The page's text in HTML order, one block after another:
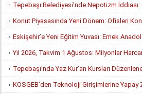
Tepebaşı Belediyesi’nde Nepotizm İddiası:
Konut Piyasasında Yeni Dönem: Ofisleri
Eskişehir’e Yeni Eğitim Yuvası: Emek
Yıl 2026, Takvim 1 Ağustos: Milyonlar
Tepebaşı’nda Yaz Kur’an Kursları
KOSGEB’den Teknoloji Girişimlerine Yapay